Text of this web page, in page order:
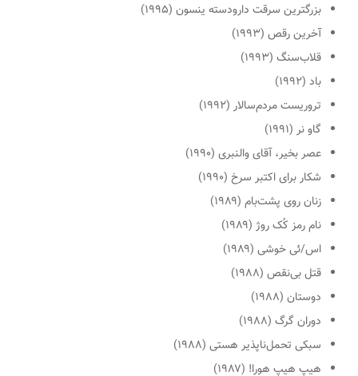
بزرگترین سرقت دارودسته ینسون (۱۹۹۵)
آخرین رقص (۱۹۹۳)
قلاب‌سنگ (۱۹۹۳)
باد (۱۹۹۲)
تروریست مردم‌سالار (۱۹۹۲)
گاو نر (۱۹۹۱)
عصر بخیر، آقای والنبری (۱۹۹۰)
شکار برای اکتبر سرخ (۱۹۹۰)
زنان روی پشت‌بام (۱۹۸۹)
نام رمز کُک روژ (۱۹۸۹)
اس/ئی خوشی (۱۹۸۹)
قتل بی‌نقص (۱۹۸۸)
دوستان (۱۹۸۸)
دوران گرگ (۱۹۸۸)
سبکی تحمل‌ناپذیر هستی (۱۹۸۸)
هیپ هیپ هورا! (۱۹۸۷)